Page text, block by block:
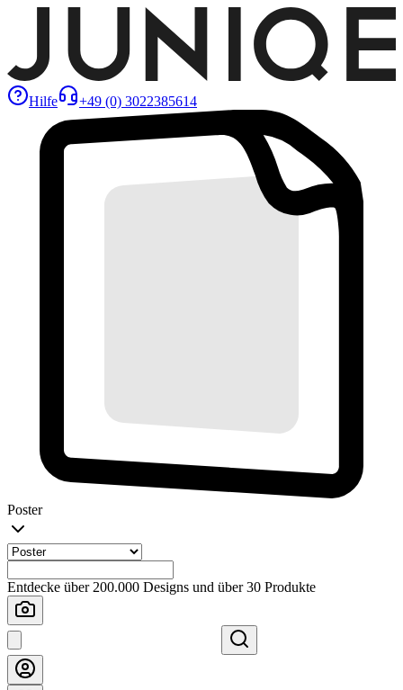
Hilfe +49 (0) 3022385614
Poster
Entdecke über 200.000 Designs und über 30 Produkte